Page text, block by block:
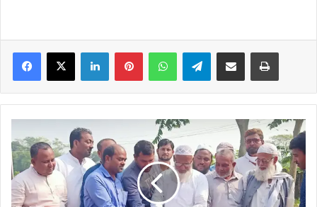
Facebook
X LinkedInPinterestWhatsAppTelegramShare via Email Print
हीरो
एजेंसी
हर
बाईक
की